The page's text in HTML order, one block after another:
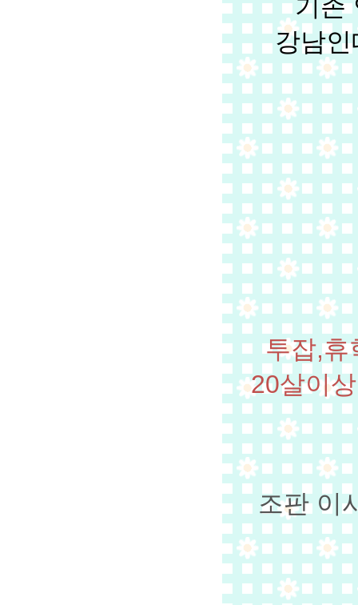
기존
강남
투잡,휴
20살이
조판 이